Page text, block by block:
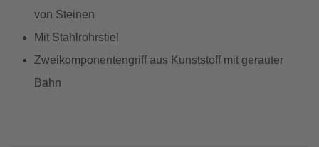
von Steinen
Mit Stahlrohrstiel
Zweikomponentengriff aus Kunststoff mit gerauter
Bahn